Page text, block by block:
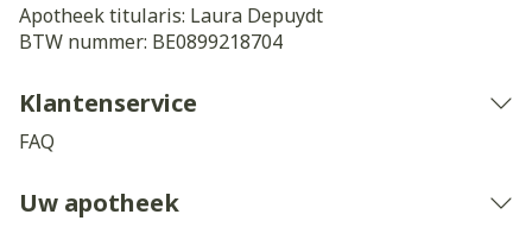
Apotheek titularis: Laura Depuydt
BTW nummer: BE0899218704
Klantenservice
FAQ
Uw apotheek